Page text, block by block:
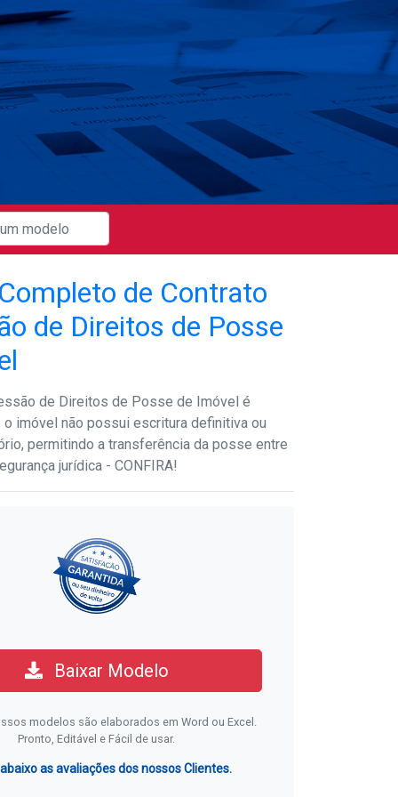
de Contrato
de Direitos de Posse
de Direitos de Posse de Imóvel é
imóvel não possui escritura definitiva ou
permitindo a transferência da posse entre
jurídica - CONFIRA!
Baixar Modelo
modelos são elaborados em Word ou Excel.
Pronto, Editável e Fácil de usar.
abaixo as avaliações dos nossos Clientes.